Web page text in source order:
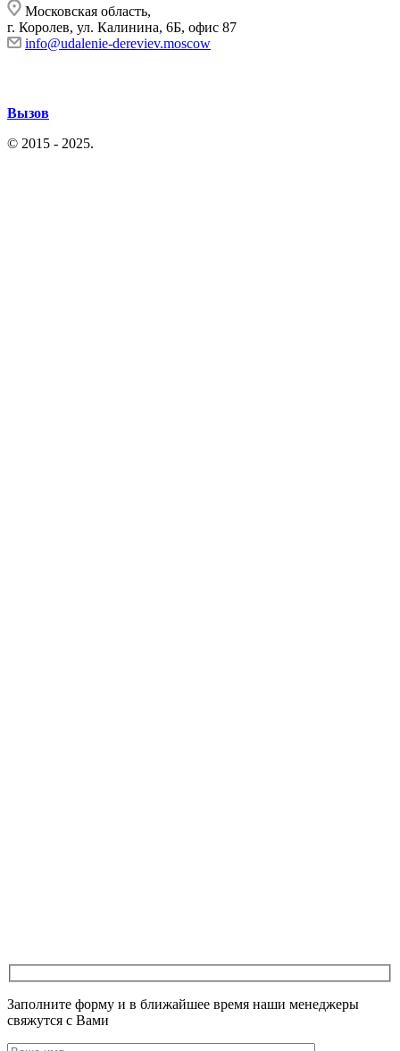
Московская область,
г. Королев, ул. Калинина, 6Б, офис 87
info@udalenie-dereviev.moscow
Вызов
© 2015 - 2025.
Заполните форму и в ближайшее время наши менеджеры
свяжутся с Вами